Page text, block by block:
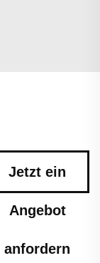
Jetzt ein
Angebot
anfordern